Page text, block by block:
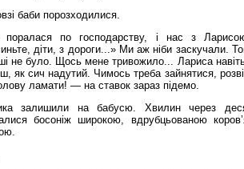
баби порозходилися.
поралася по господарству, і нас з
діти, з дороги...» Ми аж ніби заскучали.
не було. Щось мене тривожило... Лариса
як сич надутий. Чимось треба зайнятися,
ламати! — на ставок зараз підемо.
залишили на бабусю. Хвилин через
босоніж широкою, вдрубцьованою